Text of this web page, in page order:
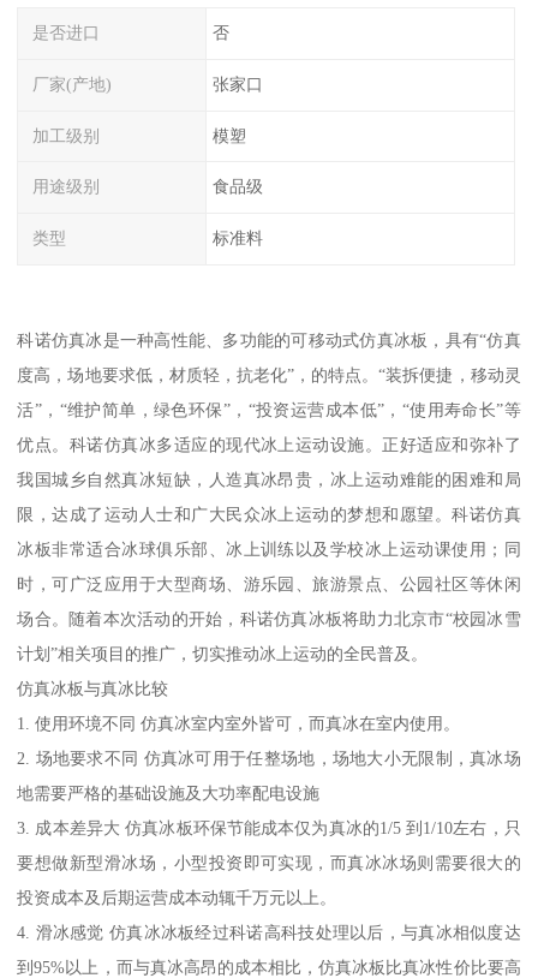
是否进口 否
厂家(产地) 张家口
加工级别 模塑
用途级别 食品级
类型 标准料
科诺仿真冰是一种高性能、多功能的可移动式仿真冰板，具有“仿真
度高，场地要求低，材质轻，抗老化”，的特点。“装拆便捷，移动灵
活”，“维护简单，绿色环保”，“投资运营成本低”，“使用寿命长”等
优点。科诺仿真冰多适应的现代冰上运动设施。正好适应和弥补了
我国城乡自然真冰短缺，人造真冰昂贵，冰上运动难能的困难和局
限，达成了运动人士和广大民众冰上运动的梦想和愿望。科诺仿真
冰板非常适合冰球俱乐部、冰上训练以及学校冰上运动课使用；同
时，可广泛应用于大型商场、游乐园、旅游景点、公园社区等休闲
场合。随着本次活动的开始，科诺仿真冰板将助力北京市“校园冰雪
计划”相关项目的推广，切实推动冰上运动的全民普及。
仿真冰板与真冰比较
1. 使用环境不同 仿真冰室内室外皆可，而真冰在室内使用。
2. 场地要求不同 仿真冰可用于任整场地，场地大小无限制，真冰场
地需要严格的基础设施及大功率配电设施
3. 成本差异大 仿真冰板环保节能成本仅为真冰的1/5 到1/10左右，只
要想做新型滑冰场，小型投资即可实现，而真冰冰场则需要很大的
投资成本及后期运营成本动辄千万元以上。
4. 滑冰感觉 仿真冰冰板经过科诺高科技处理以后，与真冰相似度达
到95%以上，而与真冰高昂的成本相比，仿真冰板比真冰性价比要高